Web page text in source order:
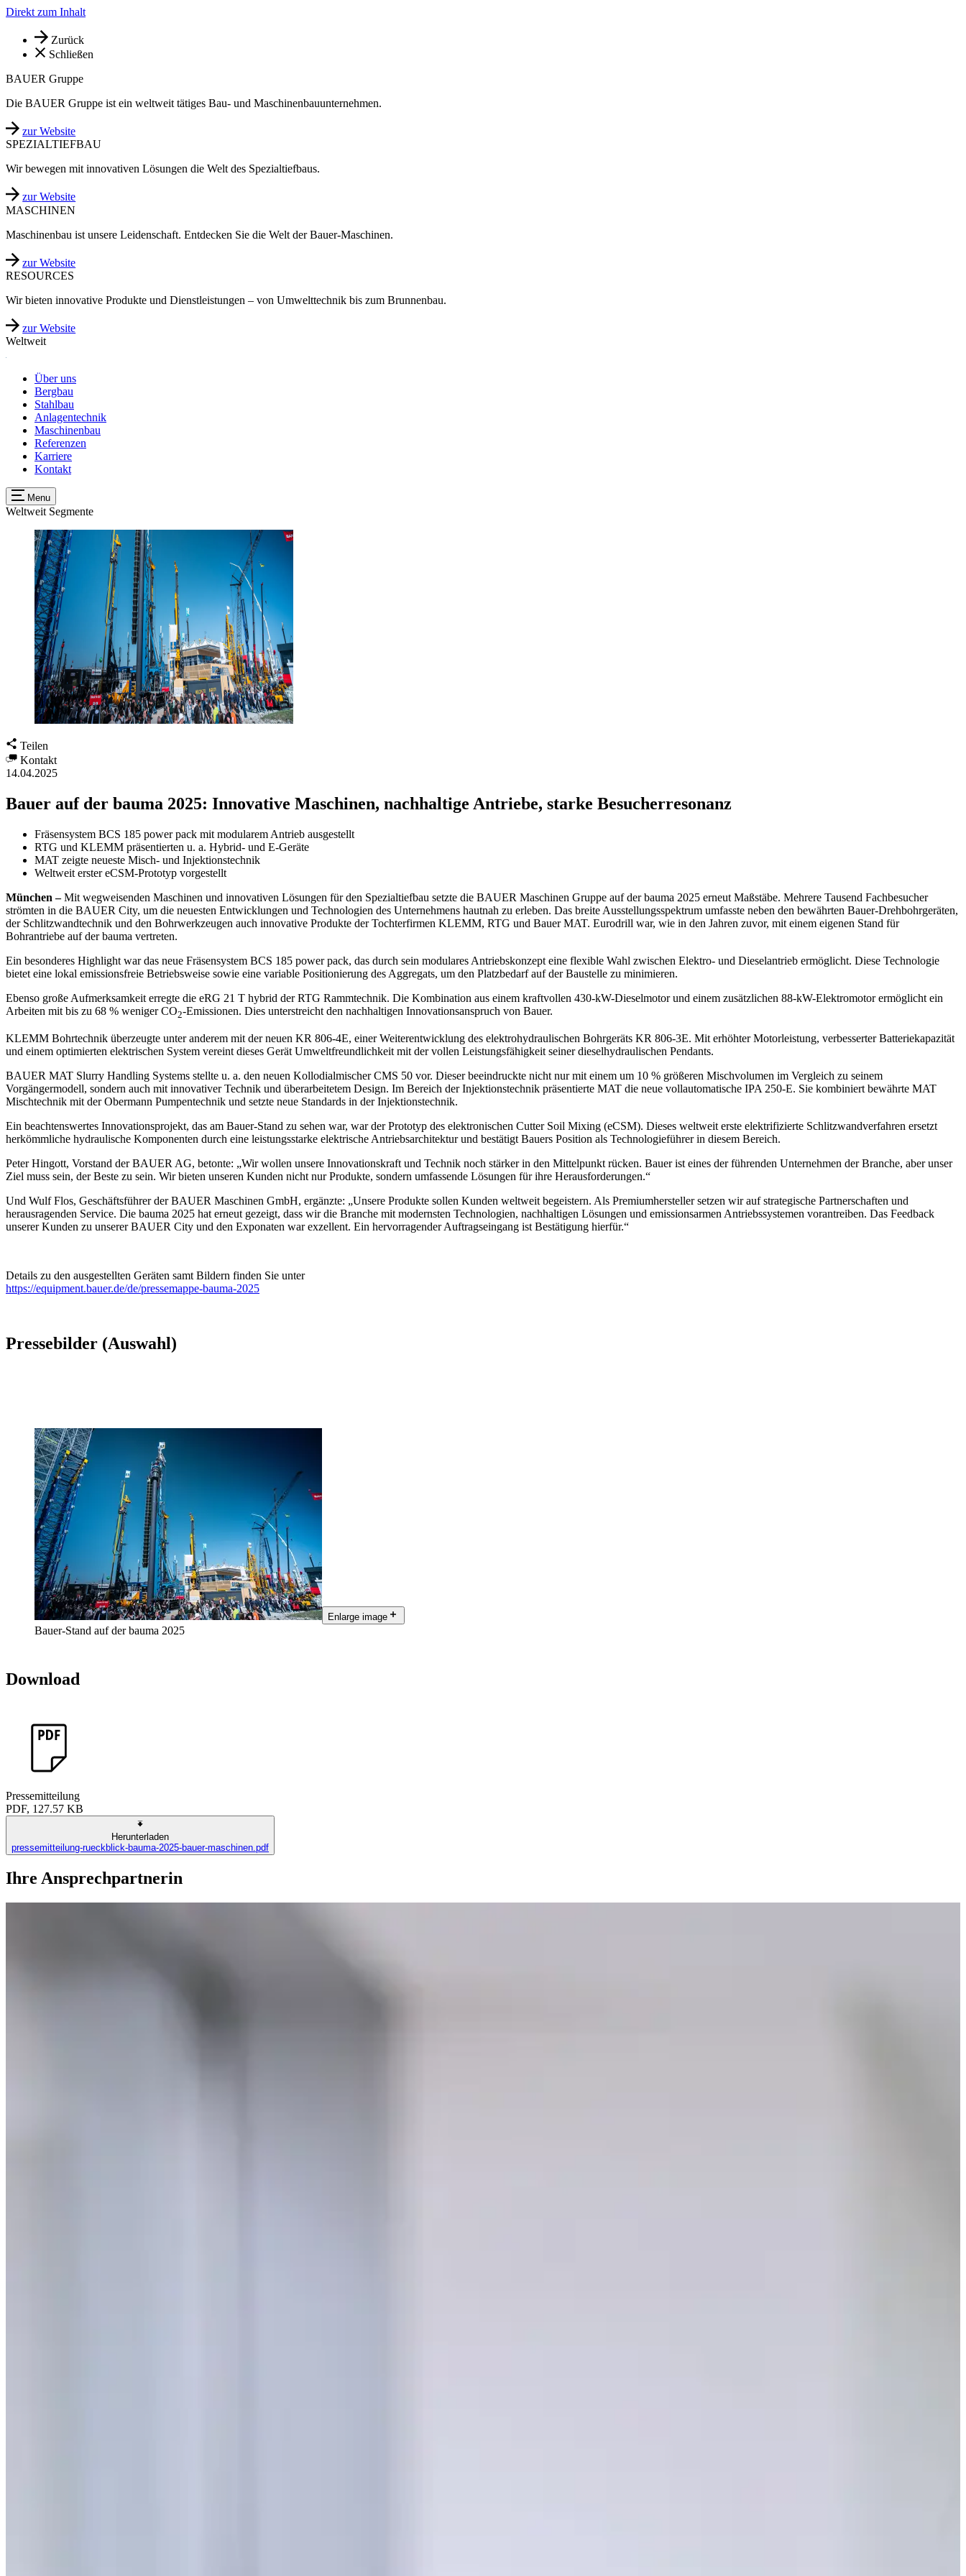
Direkt zum Inhalt
Zurück
Schließen
BAUER Gruppe
Die BAUER Gruppe ist ein weltweit tätiges Bau- und Maschinenbauunternehmen.
zur Website
SPEZIALTIEFBAU
Wir bewegen mit innovativen Lösungen die Welt des Spezialtiefbaus.
zur Website
MASCHINEN
Maschinenbau ist unsere Leidenschaft. Entdecken Sie die Welt der Bauer-Maschinen.
zur Website
RESOURCES
Wir bieten innovative Produkte und Dienstleistungen – von Umwelttechnik bis zum Brunnenbau.
zur Website
Weltweit
Über uns
Bergbau
Stahlbau
Anlagentechnik
Maschinenbau
Referenzen
Karriere
Kontakt
Menu
Weltweit Segmente
Teilen
Kontakt
14.04.2025
Bauer auf der bauma 2025: Innovative Maschinen, nachhaltige Antriebe, starke Besucherresonanz
Fräsensystem BCS 185 power pack mit modularem Antrieb ausgestellt
RTG und KLEMM präsentierten u. a. Hybrid- und E-Geräte
MAT zeigte neueste Misch- und Injektionstechnik
Weltweit erster eCSM-Prototyp vorgestellt
München –Mit wegweisenden Maschinen und innovativen Lösungen für den Spezialtiefbau setzte die BAUER Maschinen Gruppe auf der bauma 2025 erneut Maßstäbe. Mehrere Tausend Fachbesucher
strömten in die BAUER City, um die neuesten Entwicklungen und Technologien des Unternehmens hautnah zu erleben. Das breite Ausstellungsspektrum umfasste neben den bewährten Bauer-Drehbohrgeräten,
der Schlitzwandtechnik und den Bohrwerkzeugen auch innovative Produkte der Tochterfirmen KLEMM, RTG und Bauer MAT. Eurodrill war, wie in den Jahren zuvor, mit einem eigenen Stand für
Bohrantriebe auf der bauma vertreten.
Ein besonderes Highlight war das neue Fräsensystem BCS 185 power pack, das durch sein modulares Antriebskonzept eine flexible Wahl zwischen Elektro- und Dieselantrieb ermöglicht. Diese Technologie
bietet eine lokal emissionsfreie Betriebsweise sowie eine variable Positionierung des Aggregats, um den Platzbedarf auf der Baustelle zu minimieren.
Ebenso große Aufmerksamkeit erregte die eRG 21 T hybrid der RTG Rammtechnik. Die Kombination aus einem kraftvollen 430-kW-Dieselmotor und einem zusätzlichen 88-kW-Elektromotor ermöglicht ein
Arbeiten mit bis zu 68 % weniger CO2-Emissionen. Dies unterstreicht den nachhaltigen Innovationsanspruch von Bauer.
KLEMM Bohrtechnik überzeugte unter anderem mit der neuen KR 806-4E, einer Weiterentwicklung des elektrohydraulischen Bohrgeräts KR 806-3E. Mit erhöhter Motorleistung, verbesserter Batteriekapazität
und einem optimierten elektrischen System vereint dieses Gerät Umweltfreundlichkeit mit der vollen Leistungsfähigkeit seiner dieselhydraulischen Pendants.
BAUER MAT Slurry Handling Systems stellte u. a. den neuen Kollodialmischer CMS 50 vor. Dieser beeindruckte nicht nur mit einem um 10 % größeren Mischvolumen im Vergleich zu seinem
Vorgängermodell, sondern auch mit innovativer Technik und überarbeitetem Design. Im Bereich der Injektionstechnik präsentierte MAT die neue vollautomatische IPA 250-E. Sie kombiniert bewährte MAT
Mischtechnik mit der Obermann Pumpentechnik und setzte neue Standards in der Injektionstechnik.
Ein beachtenswertes Innovationsprojekt, das am Bauer-Stand zu sehen war, war der Prototyp des elektronischen Cutter Soil Mixing (eCSM). Dieses weltweit erste elektrifizierte Schlitzwandverfahren ersetzt
herkömmliche hydraulische Komponenten durch eine leistungsstarke elektrische Antriebsarchitektur und bestätigt Bauers Position als Technologieführer in diesem Bereich.
Peter Hingott, Vorstand der BAUER AG, betonte: „Wir wollen unsere Innovationskraft und Technik noch stärker in den Mittelpunkt rücken. Bauer ist eines der führenden Unternehmen der Branche, aber unser
Ziel muss sein, der Beste zu sein. Wir bieten unseren Kunden nicht nur Produkte, sondern umfassende Lösungen für ihre Herausforderungen.“
Und Wulf Flos, Geschäftsführer der BAUER Maschinen GmbH, ergänzte: „Unsere Produkte sollen Kunden weltweit begeistern. Als Premiumhersteller setzen wir auf strategische Partnerschaften und
herausragenden Service. Die bauma 2025 hat erneut gezeigt, dass wir die Branche mit modernsten Technologien, nachhaltigen Lösungen und emissionsarmen Antriebssystemen vorantreiben. Das Feedback
unserer Kunden zu unserer BAUER City und den Exponaten war exzellent. Ein hervorragender Auftragseingang ist Bestätigung hierfür.“
Details zu den ausgestellten Geräten samt Bildern finden Sie unter
https://equipment.bauer.de/de/pressemappe-bauma-2025
Pressebilder (Auswahl)
Enlarge image
Bauer-Stand auf der bauma 2025
Download
Pressemitteilung
PDF, 127.57 KB
Herunterladen
pressemitteilung-rueckblick-bauma-2025-bauer-maschinen.pdf
Ihre Ansprechpartnerin